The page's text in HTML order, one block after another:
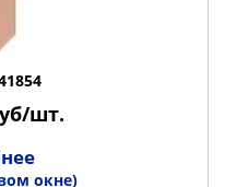
шт.
окне)